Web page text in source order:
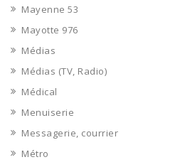
Mayenne 53
Mayotte 976
Médias
Médias (TV, Radio)
Médical
Menuiserie
Messagerie, courrier
Métro